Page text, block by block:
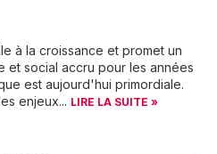
à la croissance et promet un
et social accru pour les années
est aujourd'hui primordiale.
enjeux... LIRE LA SUITE »